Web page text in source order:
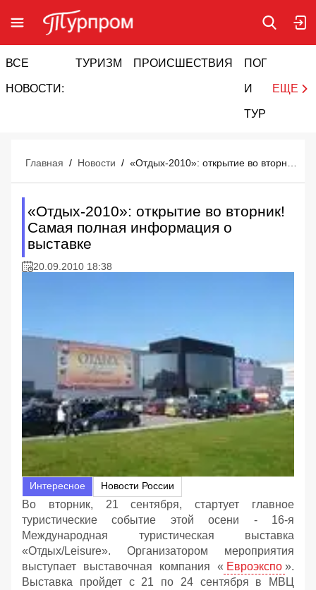
ВСЕ
НОВОСТИ:
ТУРИЗМ ПРОИСШЕСТВИЯ ПОГОДА
И
ТУРИЗМ
ЕЩЕ
Главная / Новости /
«Отдых-2010»: открытие во вторник!
Самая полная информация о
выставке
20.09.2010 18:38
Интересное Новости России
Во вторник, 21 сентября, стартует главное
туристические событие этой осени - 16-я
Международная туристическая выставка
«Отдых/Leisure». Организатором мероприятия
выступает выставочная компания « Евроэкспо ».
Выставка пройдет с 21 по 24 сентября в МВЦ